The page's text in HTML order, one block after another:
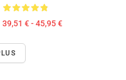
39,51 € - 45,95 €